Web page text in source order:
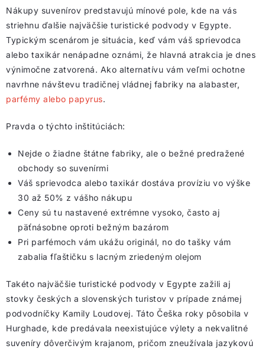
Nákupy suvenírov predstavujú mínové pole, kde na vás
striehnu ďalšie najväčšie turistické podvody v Egypte.
Typickým scenárom je situácia, keď vám váš sprievodca
alebo taxikár nenápadne oznámi, že hlavná atrakcia je dnes
výnimočne zatvorená. Ako alternatívu vám veľmi ochotne
navrhne návštevu tradičnej vládnej fabriky na alabaster,
parfémy alebo papyrus.
Pravda o týchto inštitúciách:
Nejde o žiadne štátne fabriky, ale o bežné predražené
obchody so suvenírmi
Váš sprievodca alebo taxikár dostáva províziu vo výške
30 až 50% z vášho nákupu
Ceny sú tu nastavené extrémne vysoko, často aj
päťnásobne oproti bežným bazárom
Pri parfémoch vám ukážu originál, no do tašky vám
zabalia fľaštičku s lacným zriedeným olejom
Takéto najväčšie turistické podvody v Egypte zažili aj
stovky českých a slovenských turistov v prípade známej
podvodníčky Kamily Loudovej. Táto Češka roky pôsobila v
Hurghade, kde predávala neexistujúce výlety a nekvalitné
suveníry dôverčivým krajanom, pričom zneužívala jazykovú